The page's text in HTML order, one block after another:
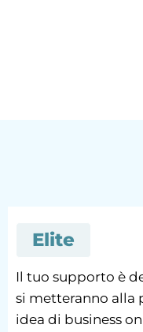
Elite
Il tuo supporto è
si metteranno alla
idea di business